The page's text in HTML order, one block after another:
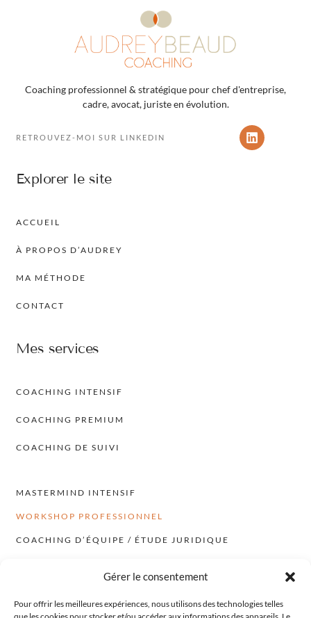
Gérer le consentement
Pour offrir les meilleures expériences, nous utilisons des technologies telles
Coaching professionnel & stratégique pour chef d'entreprise,
cadre, avocat, juriste en évolution.
RETROUVEZ-MOI SUR LINKEDIN
Explorer le site
ACCUEIL
À PROPOS D’AUDREY
MA MÉTHODE
CONTACT
Mes services
COACHING INTENSIF
COACHING PREMIUM
COACHING DE SUIVI
MASTERMIND INTENSIF
WORKSHOP PROFESSIONNEL
COACHING D’ÉQUIPE / ÉTUDE JURIDIQUE
Newsletter